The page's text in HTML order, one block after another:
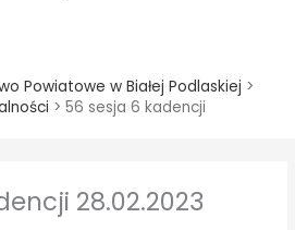
Powiatowe w Białej Podlaskiej >
> 56 sesja 6 kadencji
28.02.2023